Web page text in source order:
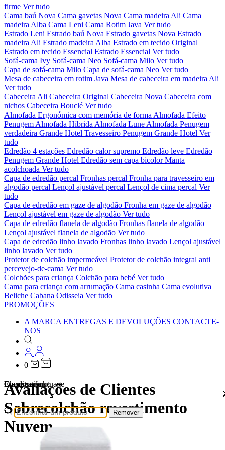
firme Ver tudo
Cama baú Nova Cama gavetas Nova Cama madeira Ali Cama
madeira Alba Cama Leni Cama Rotim Java Ver tudo
Estrado Leni Estrado baú Nova Estrado gavetas Nova Estrado
madeira Ali Estrado madeira Alba Estrado em tecido Original
Estrado em tecido Essencial Estrado Essencial Ver tudo
Sofá-cama Ivy Sofá-cama Neo Sofá-cama Milo Ver tudo
Capa de sofá-cama Milo Capa de sofá-cama Neo Ver tudo
Mesa de cabeceira em rotim Java Mesa de cabeceira em madeira Ali
Ver tudo
Cabeceira Ali Cabeceira Original Cabeceira Nova Cabeceira com
nichos Cabeceira Bouclé Ver tudo
Almofada Ergonómica com memória de forma Almofada Efeito
Penugem Almofada Híbrida Almofada Lune Almofada Penugem
verdadeira Grande Hotel Travesseiro Penugem Grande Hotel Ver
tudo
Edredão 4 estações Edredão calor supremo Edredão leve Edredão
Penugem Grande Hotel Edredão sem capa bicolorManta
acolchoada Ver tudo
Capa de edredão percal Fronhas percal Fronha para travesseiro em
algodão percal Lençol ajustável percal Lençol de cima percal Ver
tudo
Capa de edredão em gaze de algodão Fronha em gaze de algodão
Lençol ajustável em gaze de algodão Ver tudo
Capa de edredão flanela de algodão Fronhas flanela de algodão
Lençol ajustável flanela de algodão Ver tudo
Capa de edredão linho lavado Fronhas linho lavado Lençol ajustável
linho lavado Ver tudo
Protetor de colchão impermeável Protetor de colchão integral anti
percevejo-de-cama Ver tudo
Colchões para criança Colchão para bebé Ver tudo
Cama para criança com arrumação Cama casinha Cama evolutiva
Beliche Cabana Odisseia Ver tudo
PROMOÇÕES
A MARCA ENTREGAS E DEVOLUÇÕES CONTACTE-
NOS
0
Localizations
Choose a language
Encontrar
Remover
O seu carrinho
Avaliações de Clientes
Sobrecolchão revestimento
Nuvem